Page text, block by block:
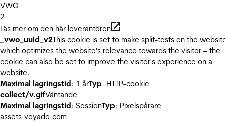
VWO
2
Läs mer om den här leverantören
_vwo_uuid_v2This cookie is set to make split-tests on the
which optimizes the website's relevance towards the visitor – the
cookie can also be set to improve the visitor's experience on a
website.
Maximal lagringstid: 1 årTyp: HTTP-cookie
collect/v.gifVäntande
Maximal lagringstid: SessionTyp: Pixelspårare
assets.voyado.com